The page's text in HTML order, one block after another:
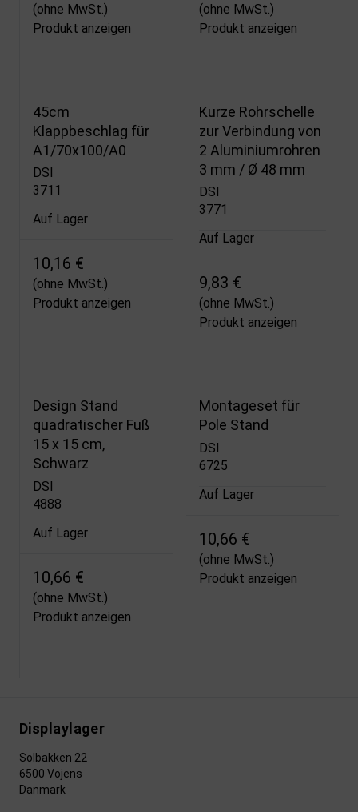
(ohne MwSt.)
Produkt anzeigen
(ohne MwSt.)
Produkt anzeigen
45cm
Klappbeschlag für
A1/70x100/A0
DSI
3711
Auf Lager
10,16 €
(ohne MwSt.)
Produkt anzeigen
Kurze Rohrschelle
zur Verbindung von
2 Aluminiumrohren
3 mm / Ø 48 mm
DSI
3771
Auf Lager
9,83 €
(ohne MwSt.)
Produkt anzeigen
Design Stand
quadratischer Fuß
15 x 15 cm,
Schwarz
DSI
4888
Auf Lager
10,66 €
(ohne MwSt.)
Produkt anzeigen
Montageset für
Pole Stand
DSI
6725
Auf Lager
10,66 €
(ohne MwSt.)
Produkt anzeigen
Displaylager
Solbakken 22
6500 Vojens
Danmark